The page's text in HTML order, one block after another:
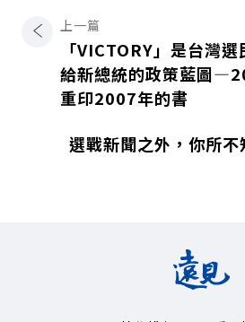
上一篇
「VICTORY」是台灣
給新總統的政策藍圖
重印2007年的書
選戰新聞之外，你所不